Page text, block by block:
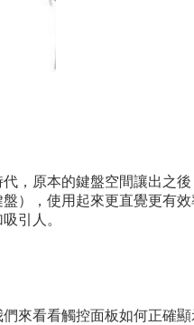
，原本的鍵盤空間讓出之
），使用起來更直覺更有
引人。
來看看觸控面板如何正確